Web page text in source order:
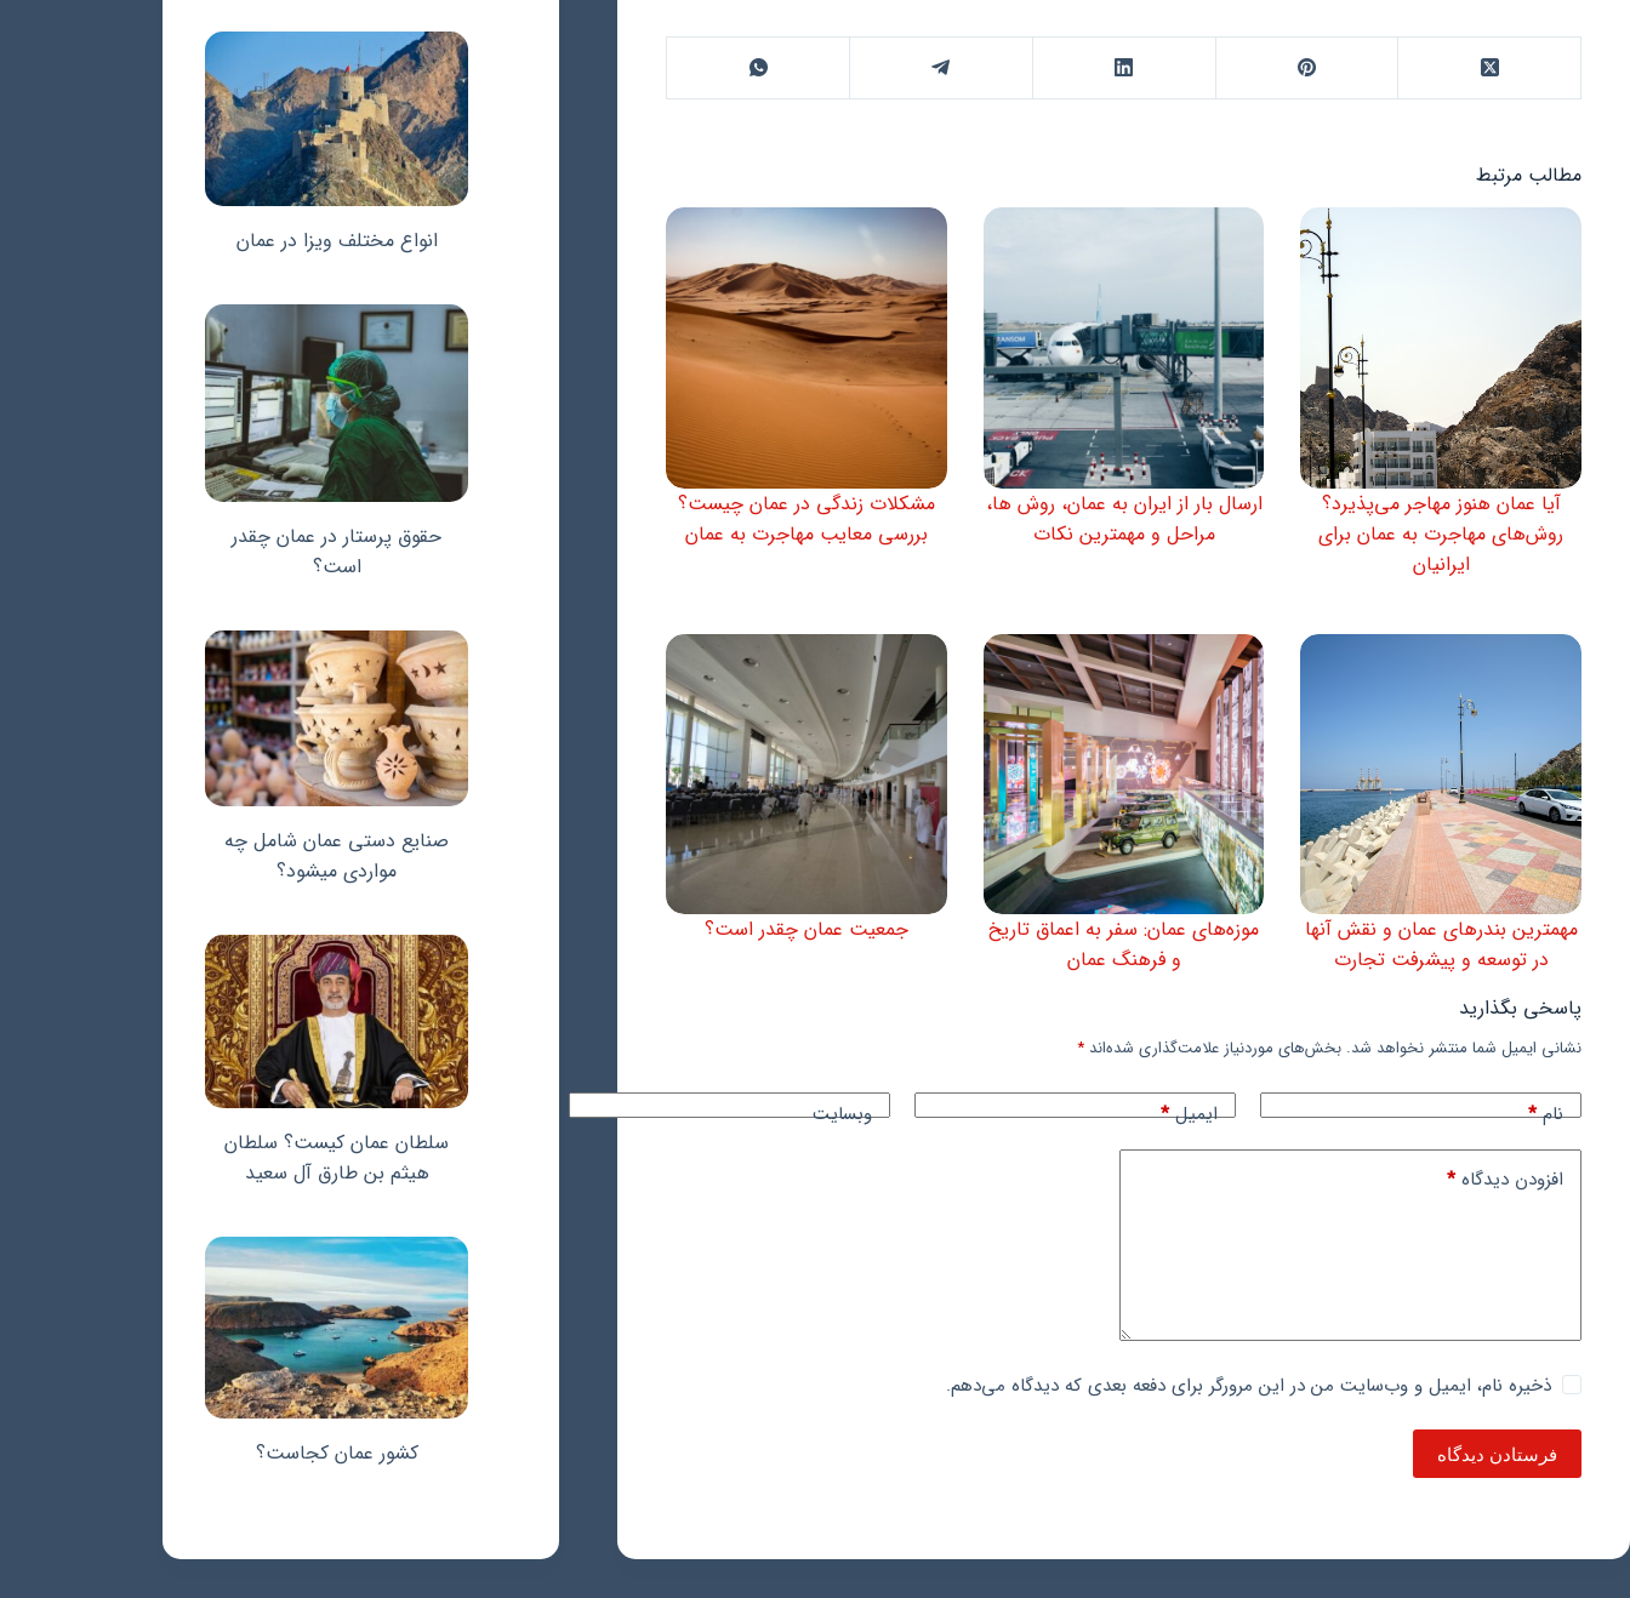
مطالب مرتبط
آیا عمان هنوز مهاجر می‌پذیرد؟
روش‌های مهاجرت به عمان برای
ایرانیان
ارسال بار از ایران به عمان، روش ها،
مراحل و مهمترین نکات
مشکلات زندگی در عمان چیست؟
بررسی معایب مهاجرت به عمان
مهمترین بندرهای عمان و نقش آنها
در توسعه و پیشرفت تجارت
موزه‌های عمان: سفر به اعماق تاریخ
و فرهنگ عمان
جمعیت عمان چقدر است؟
پاسخی بگذارید
نشانی ایمیل شما منتشر نخواهد شد. بخش‌های موردنیاز علامت‌گذاری شده‌اند *
نام* ایمیل* وبسایت
افزودن دیدگاه*
ذخیره نام، ایمیل و وب‌سایت من در این مرورگر برای دفعه بعدی که دیدگاه می‌دهم.
فرستادن دیدگاه
انواع مختلف ویزا در عمان
حقوق پرستار در عمان چقدر
است؟
صنایع دستی عمان شامل چه
مواردی میشود؟
سلطان عمان کیست؟ سلطان
هیثم بن طارق آل سعید
کشور عمان کجاست؟